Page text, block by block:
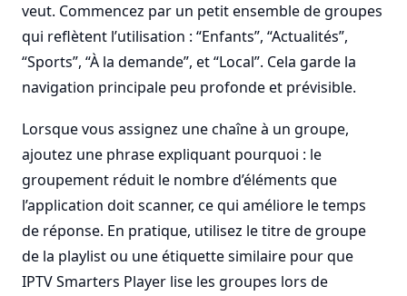
veut. Commencez par un petit ensemble de groupes
qui reflètent l’utilisation : “Enfants”, “Actualités”,
“Sports”, “À la demande”, et “Local”. Cela garde la
navigation principale peu profonde et prévisible.
Lorsque vous assignez une chaîne à un groupe,
ajoutez une phrase expliquant pourquoi : le
groupement réduit le nombre d’éléments que
l’application doit scanner, ce qui améliore le temps
de réponse. En pratique, utilisez le titre de groupe
de la playlist ou une étiquette similaire pour que
IPTV Smarters Player lise les groupes lors de